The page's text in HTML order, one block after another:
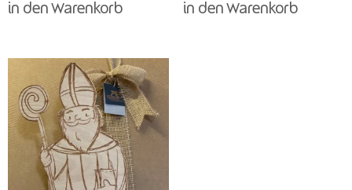
in den Warenkorb in den Warenkorb